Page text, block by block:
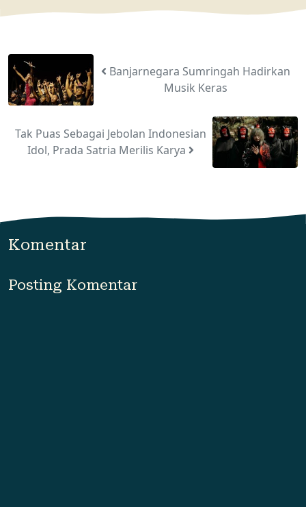
Banjarnegara Sumringah Hadirkan
Musik Keras
Tak Puas Sebagai Jebolan Indonesian
Idol, Prada Satria Merilis Karya
Komentar
Posting Komentar